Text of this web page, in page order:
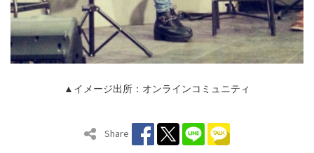
▲イメージ出所：オンラインコミュニティ
Share